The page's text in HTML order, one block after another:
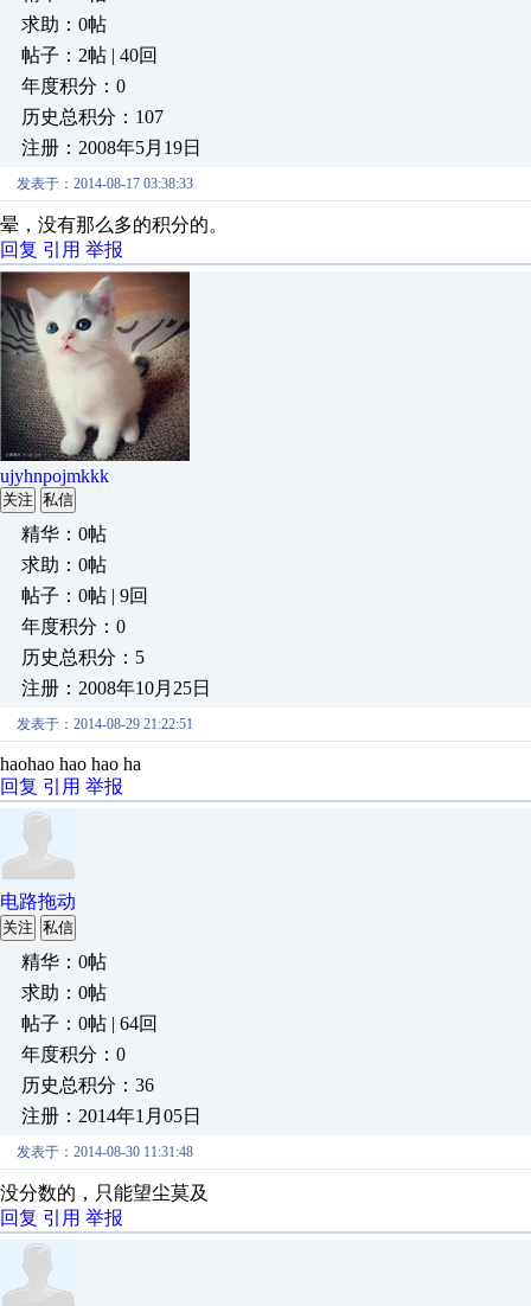
求助：0帖
帖子：2帖 | 40回
年度积分：0
历史总积分：107
注册：2008年5月19日
发表于：2014-08-17 03:38:33
晕，没有那么多的积分的。
回复 引用 举报
ujyhnpojmkkk
关注 私信
精华：0帖
求助：0帖
帖子：0帖 | 9回
年度积分：0
历史总积分：5
注册：2008年10月25日
发表于：2014-08-29 21:22:51
haohao hao hao ha
回复 引用 举报
电路拖动
关注 私信
精华：0帖
求助：0帖
帖子：0帖 | 64回
年度积分：0
历史总积分：36
注册：2014年1月05日
发表于：2014-08-30 11:31:48
没分数的，只能望尘莫及
回复 引用 举报